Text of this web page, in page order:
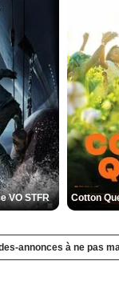
VO STFR
annonces à ne pas